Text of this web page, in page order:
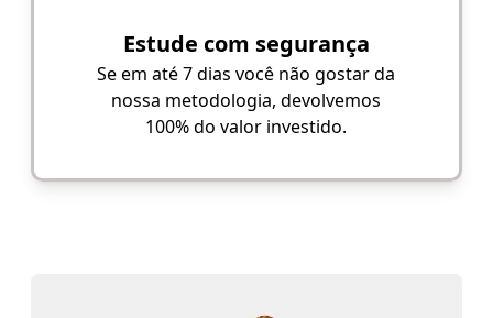
Estude com segurança
Se em até 7 dias você não gostar da
nossa metodologia, devolvemos
100% do valor investido.